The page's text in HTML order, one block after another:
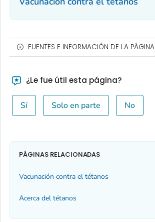
FUENTES E INFORMACIÓN DE LA PÁGINA
¿Le fue útil esta página?
Sí Solo en parte No
PÁGINAS RELACIONADAS
Vacunación contra el tétanos
Acerca del tétanos